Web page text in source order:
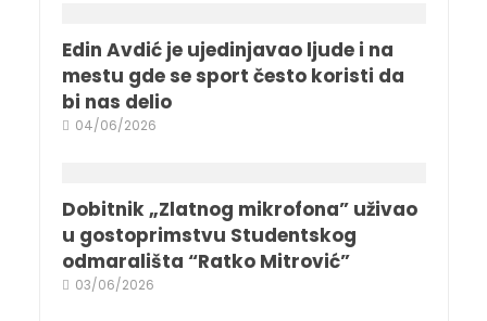
Edin Avdić je ujedinjavao ljude i na
mestu gde se sport često koristi da
bi nas delio
04/06/2026
Dobitnik „Zlatnog mikrofona” uživao
u gostoprimstvu Studentskog
odmarališta “Ratko Mitrović”
03/06/2026